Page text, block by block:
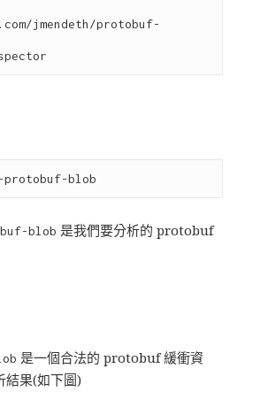
jmendeth/protobuf-
blob 是我們要分析的 protobuf
是一個合法的 protobuf 緩衝資
結果(如下圖)